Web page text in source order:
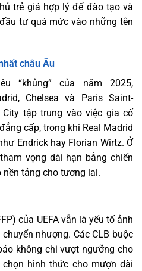
trẻ giá hợp lý để đào tạo và
tư quá mức vào những tên
châu Âu
“khủng” của năm 2025,
Chelsea và Paris Saint-
tập trung vào việc gia cố
cấp, trong khi Real Madrid
Endrick hay Florian Wirtz. Ở
vọng dài hạn bằng chiến
nền tảng cho tương lai.
của UEFA vẫn là yếu tố ảnh
nhượng. Các CLB buộc
không chi vượt ngưỡng cho
hình thức cho mượn dài